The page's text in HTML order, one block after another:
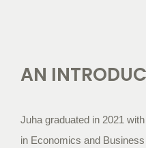
AN
Juha graduated in 2021
in Economics and